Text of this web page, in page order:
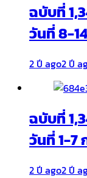
ฉบับที่
วันที่ 8-
2 ปี ago2 ปี
ฉบับที่
วันที่ 1-7
2 ปี ago2 ปี